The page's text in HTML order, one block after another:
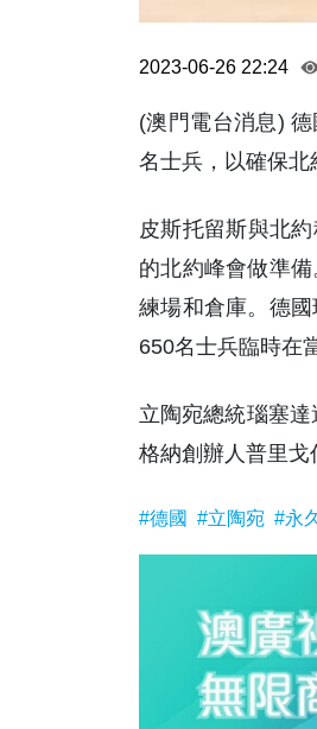
2023-06-26 22:24
(澳門電台消息)
名士兵，以確保北
皮斯托留斯與北
的北約峰會做準
練場和倉庫。德
650名士兵臨時在
立陶宛總統瑙塞
格納創辦人普里
#德國 #立陶宛 #永